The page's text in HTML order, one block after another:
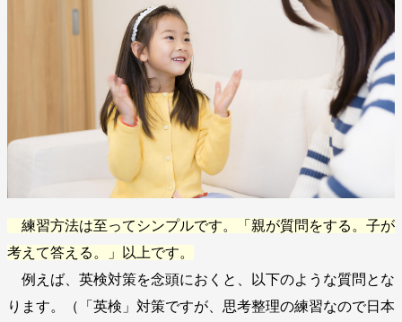
練習方法は至ってシンプルです。「親が質問をする。子が
考えて答える。」以上です。
例えば、英検対策を念頭におくと、以下のような質問とな
ります。（「英検」対策ですが、思考整理の練習なので日本